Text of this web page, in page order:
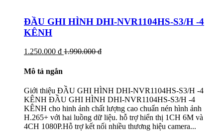
ĐẦU GHI HÌNH DHI-NVR1104HS-S3/H -4
KÊNH
1.250.000 đ 1.990.000 đ
Mô tả ngắn
Giới thiệu ĐẦU GHI HÌNH DHI-NVR1104HS-S3/H -4
KÊNH ĐẦU GHI HÌNH DHI-NVR1104HS-S3/H -4
KÊNH cho hinh ảnh chất lượng cao chuẩn nén hình ảnh
H.265+ với hai luồng dữ liệu. hỗ trợ hiển thị 1CH 6M và
4CH 1080P.Hỗ trợ kết nối nhiều thương hiệu camera...